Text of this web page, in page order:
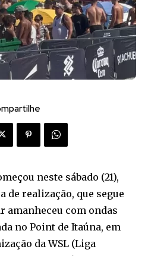
neste sábado (21),
de realização, que segue
amanheceu com ondas
no Point de Itaúna, em
da WSL (Liga